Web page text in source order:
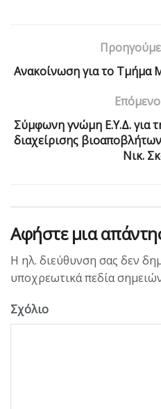
Ανακοίνωση για το
Σύμφωνη γνώμη E.Y.Δ. για
διαχείρισης
Νικ.
Αφήστε μια
Η ηλ. διεύθυνση σας δεν
υποχρεωτικά πεδία
Σχόλιο